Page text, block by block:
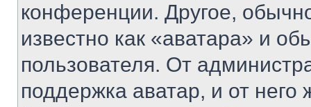
конференции. Другое,
известно как «аватара» и
пользователя. От
поддержка аватар, и от него